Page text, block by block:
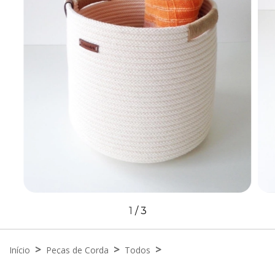
1 /3
Início > Peças de Corda > Todos >